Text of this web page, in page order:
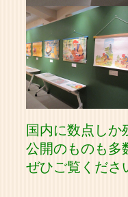
国内に数点しか
公開のものも多
ぜひご覧くださ